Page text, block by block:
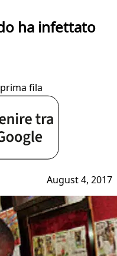
ha infettato
fila
August 4, 2017